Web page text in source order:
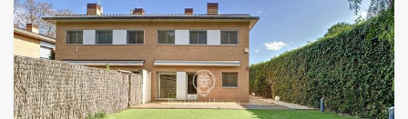
nivel, incluyendo escuelas internacionales, centros médicos y
boutiques exclusivas. Además, Arenys de Mar, situada a poca
distancia, ofrece una rica oferta cultural y deportiva, con
museos, campos de golf y puertos deportivos. La propiedad
tiene una superficie total de 430 m² y un terreno de 22.457
m², destacándose por su amplitud y luminosidad. El interior ha